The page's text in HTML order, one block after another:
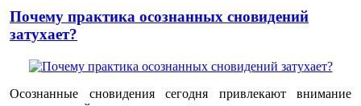
Почему практика осознанных сновидений
затухает?
Осознанные сновидения сегодня привлекают внимание